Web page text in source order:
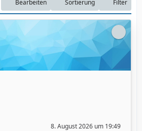
Bearbeiten Sortierung Filter
8. August 2026 um 19:49